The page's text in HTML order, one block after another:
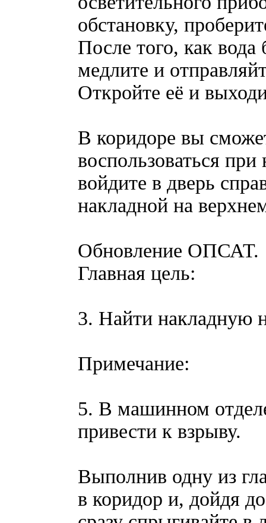
обстановку,
После того, как вода
медлите и
Откройте её и
В коридоре вы
воспользоваться
войдите в дверь
накладной на
Обновление ОПСАТ.
Главная цель:
3. Найти накладную
Примечание:
5. В машинном
привести к взрыву.
Выполнив одну из
в коридор и, дойдя